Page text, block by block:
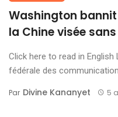
Washington
la Chine visée
Click here to read in
fédérale des
Par Divine Kananyet 5